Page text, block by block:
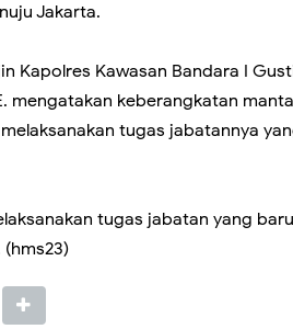
Jakarta.
Kapolres Kawasan Bandara I
mengatakan keberangkatan
tugas jabatannya
tugas jabatan yang baru
(hms23)